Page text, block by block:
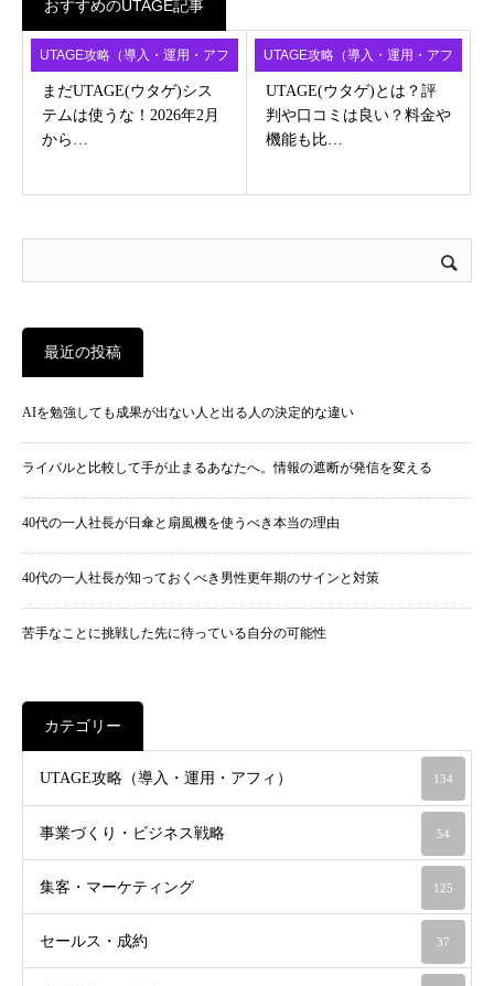
おすすめのUTAGE記事
UTAGE攻略（導入・運用・アフ
ィ）
まだUTAGE(ウタゲ)シス
テムは使うな！2026年2月
から…
UTAGE攻略（導入・運用・アフ
ィ）
UTAGE(ウタゲ)とは？評
判や口コミは良い？料金や
機能も比…
最近の投稿
AIを勉強しても成果が出ない人と出る人の決定的な違い
ライバルと比較して手が止まるあなたへ。情報の遮断が発信を変える
40代の一人社長が日傘と扇風機を使うべき本当の理由
40代の一人社長が知っておくべき男性更年期のサインと対策
苦手なことに挑戦した先に待っている自分の可能性
カテゴリー
UTAGE攻略（導入・運用・アフィ） 134
事業づくり・ビジネス戦略 54
集客・マーケティング 125
セールス・成約 37